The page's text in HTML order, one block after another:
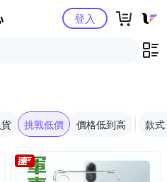
Yahoo購物中心登入
挑戰低價 價格低到高 款式